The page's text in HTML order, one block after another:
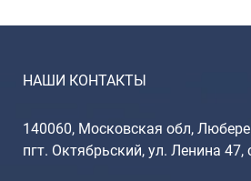
Рюкзаки
Ранцы
Рюкзаки
НАШИ КОНТАКТЫ
140060, Московская обл,
пгт. Октябрьский, ул. Ленина 47,